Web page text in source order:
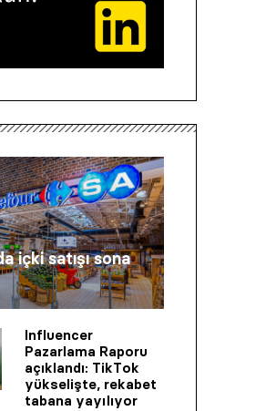
içki satışı sona
Influencer
Pazarlama Raporu
açıklandı: TikTok
yükselişte, rekabet
tabana yayılıyor